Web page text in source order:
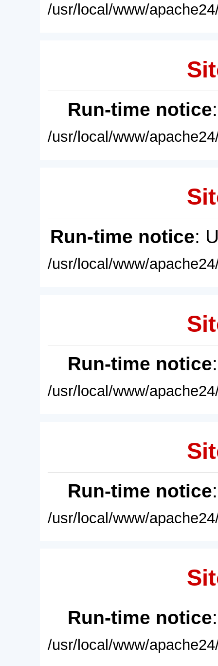
/usr/local/www/
Run-time notice
/usr/local/www/
Run-time notice:
/usr/local/www/
Run-time notice
/usr/local/www/
Run-time notice
/usr/local/www/
Run-time notice
/usr/local/www/